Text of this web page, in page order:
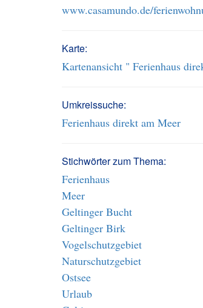
www.casamundo.de/
Karte:
Kartenansicht " Ferienhaus
Umkreissuche:
Ferienhaus direkt am Meer
Stichwörter zum Thema:
Ferienhaus
Meer
Geltinger Bucht
Geltinger Birk
Vogelschutzgebiet
Naturschutzgebiet
Ostsee
Urlaub